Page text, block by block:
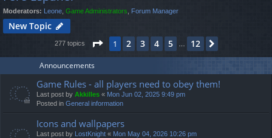
s
Moderators: Leone Game Administrators Forum Manager
New Topic
277 topics Page 1of12
1 2 3 4 5 12
Announcements
Game Rules - all players need to obey them!
Last post by Akkilles « Mon Jun 02, 2025 9:49 pm
Posted in General information
Icons and wallpapers
Last post by LostKnight « Mon May 04, 2026 10:26 pm